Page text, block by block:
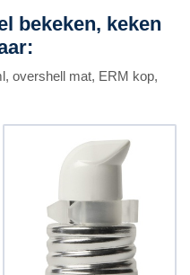
bekeken, keken
overshell mat, ERM kop,